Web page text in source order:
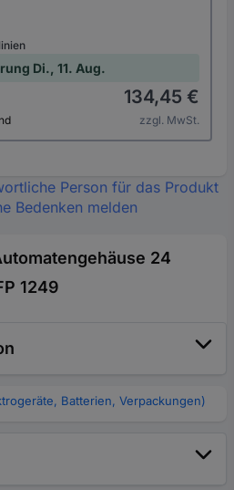
Di., 11. Aug.
134,45 €
zzgl. MwSt.
Person für das Produkt
Bedenken melden
24
1249
Batterien, Verpackungen)